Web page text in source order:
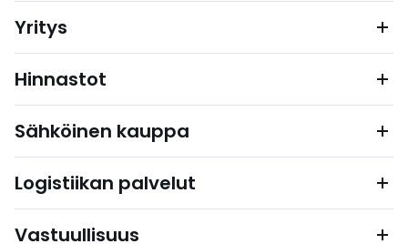
Yritys
Hinnastot
Sähköinen kauppa
Logistiikan palvelut
Vastuullisuus